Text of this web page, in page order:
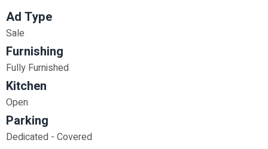
Ad Type
Sale
Furnishing
Fully Furnished
Kitchen
Open
Parking
Dedicated - Covered